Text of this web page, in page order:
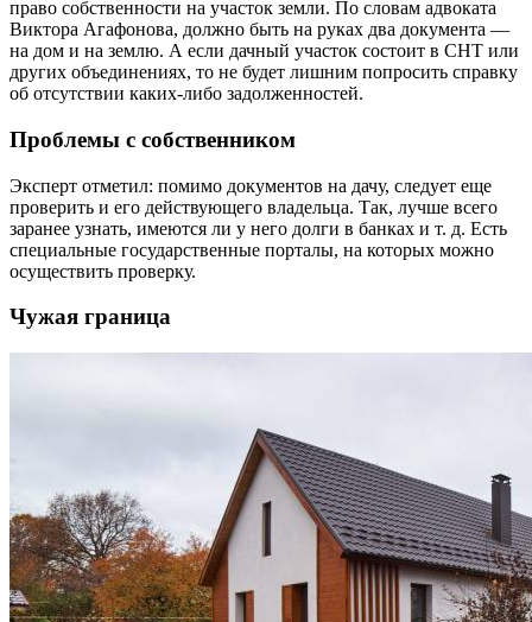
право собственности на участок земли. По словам адвоката
Виктора Агафонова, должно быть на руках два документа —
на дом и на землю. А если дачный участок состоит в СНТ или
других объединениях, то не будет лишним попросить справку
об отсутствии каких-либо задолженностей.
Проблемы с собственником
Эксперт отметил: помимо документов на дачу, следует еще
проверить и его действующего владельца. Так, лучше всего
заранее узнать, имеются ли у него долги в банках и т. д. Есть
специальные государственные порталы, на которых можно
осуществить проверку.
Чужая граница